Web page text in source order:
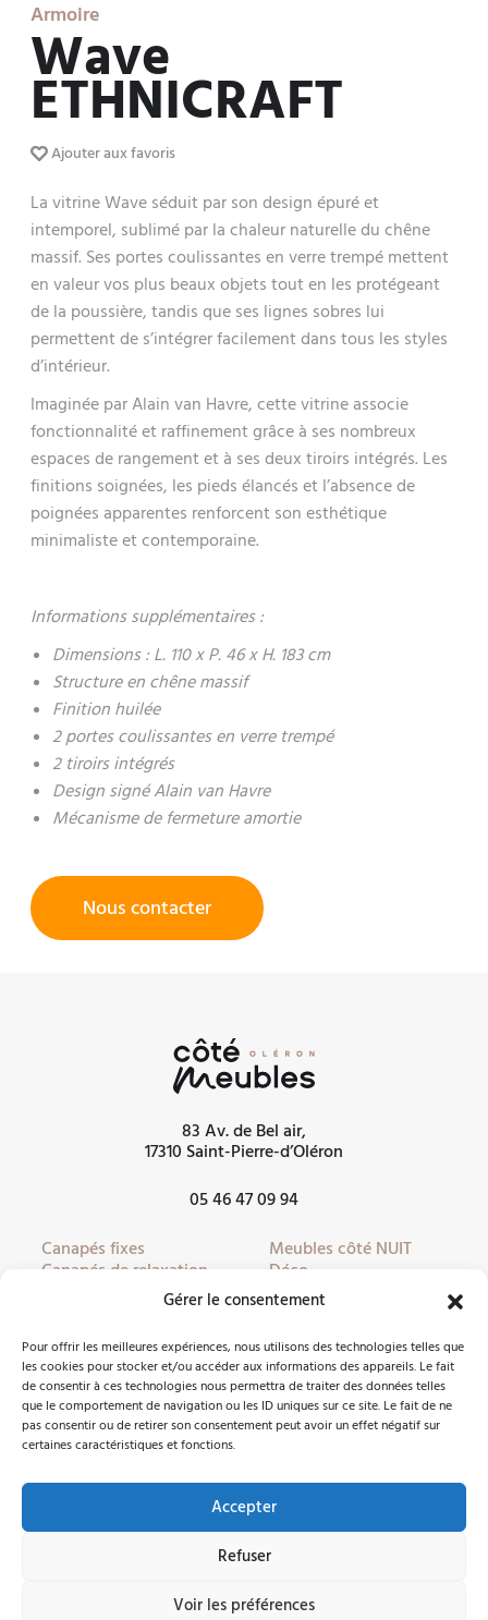
Gérer le consentement
Pour offrir les meilleures expériences, nous utilisons des technologies telles que
les cookies pour stocker et/ou accéder aux informations des appareils. Le fait
de consentir à ces technologies nous permettra de traiter des données telles
que le comportement de navigation ou les ID uniques sur ce site. Le fait de ne
pas consentir ou de retirer son consentement peut avoir un effet négatif sur
certaines caractéristiques et fonctions.
Accepter
Refuser
Voir les préférences
Armoire
Wave
ETHNICRAFT
Ajouter aux favoris
La vitrine Wave séduit par son design épuré et
intemporel, sublimé par la chaleur naturelle du chêne
massif. Ses portes coulissantes en verre trempé mettent
en valeur vos plus beaux objets tout en les protégeant
de la poussière, tandis que ses lignes sobres lui
permettent de s’intégrer facilement dans tous les styles
d’intérieur.
Imaginée par Alain van Havre, cette vitrine associe
fonctionnalité et raffinement grâce à ses nombreux
espaces de rangement et à ses deux tiroirs intégrés. Les
finitions soignées, les pieds élancés et l’absence de
poignées apparentes renforcent son esthétique
minimaliste et contemporaine.
Informations supplémentaires :
Dimensions : L. 110 x P. 46 x H. 183 cm
Structure en chêne massif
Finition huilée
2 portes coulissantes en verre trempé
2 tiroirs intégrés
Design signé Alain van Havre
Mécanisme de fermeture amortie
Nous contacter
83 Av. de Bel air,
17310 Saint-Pierre-d’Oléron
05 46 47 09 94
Canapés fixes
Canapés de relaxation
Canapés convertibles
Meubles côté JOUR
Meubles côté NUIT
Déco
Literie
Partenaires
FacebookInstagram
Nous contacter